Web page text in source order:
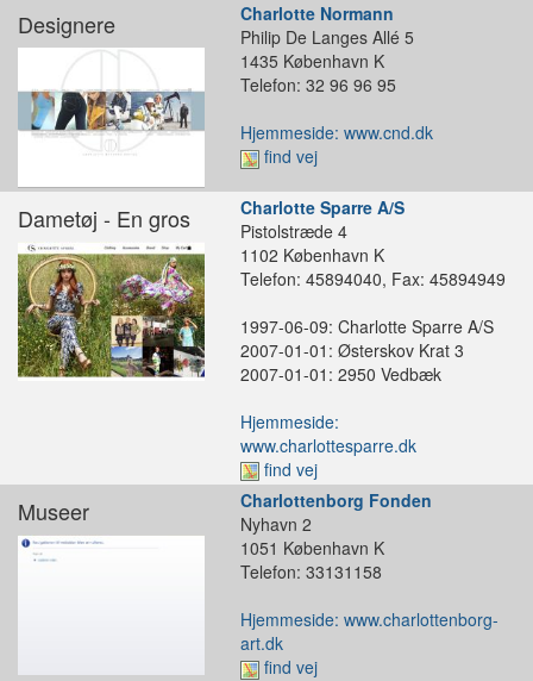
Designere
Charlotte Normann
Philip De Langes Allé 5
1435 København K
Telefon: 32 96 96 95
Hjemmeside: www.cnd.dk
find vej
Dametøj - En gros
Charlotte Sparre A/S
Pistolstræde 4
1102 København K
Telefon: 45894040, Fax: 45894949
1997-06-09: Charlotte Sparre A/S
2007-01-01: Østerskov Krat 3
2007-01-01: 2950 Vedbæk
Hjemmeside:
www.charlottesparre.dk
find vej
Museer
Charlottenborg Fonden
Nyhavn 2
1051 København K
Telefon: 33131158
Hjemmeside: www.charlottenborg-
art.dk
find vej